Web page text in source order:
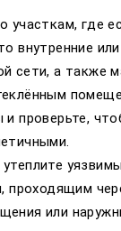
участкам, где
внутренние
сети, а также
проверьте,
проходящим
или